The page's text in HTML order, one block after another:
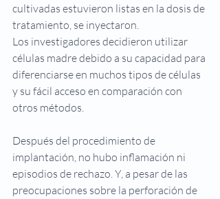
cultivadas estuvieron listas en la dosis de
tratamiento, se inyectaron.
Los investigadores decidieron utilizar
células madre debido a su capacidad para
diferenciarse en muchos tipos de células
y su fácil acceso en comparación con
otros métodos.
Después del procedimiento de
implantación, no hubo inflamación ni
episodios de rechazo. Y, a pesar de las
preocupaciones sobre la perforación de